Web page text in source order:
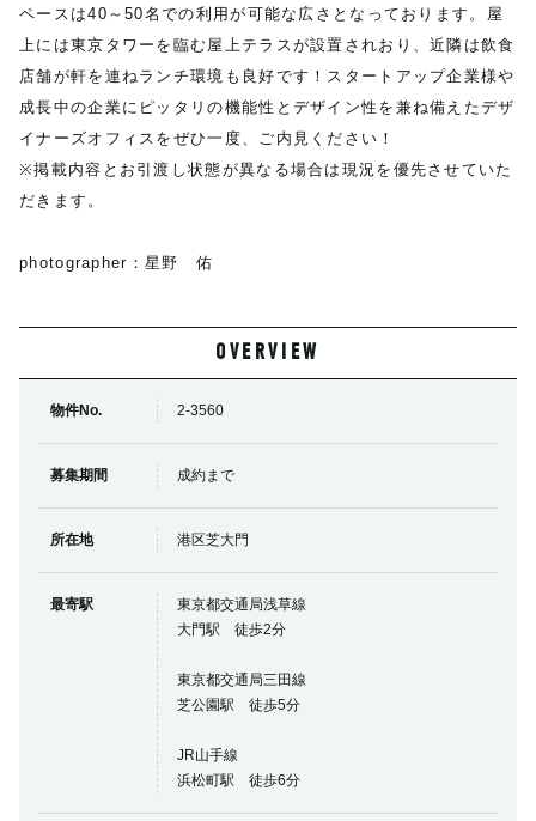
ペースは40～50名での利用が可能な広さとなっております。屋
上には東京タワーを臨む屋上テラスが設置されおり、近隣は飲食
店舗が軒を連ねランチ環境も良好です！スタートアップ企業様や
成長中の企業にピッタリの機能性とデザイン性を兼ね備えたデザ
イナーズオフィスをぜひ一度、ご内見ください！
※掲載内容とお引渡し状態が異なる場合は現況を優先させていた
だきます。
photographer：星野 佑
OVERVIEW
物件No. 2-3560
募集期間 成約まで
所在地 港区芝大門
最寄駅
東京都交通局浅草線
大門駅 徒歩2分
東京都交通局三田線
芝公園駅 徒歩5分
JR山手線
浜松町駅 徒歩6分